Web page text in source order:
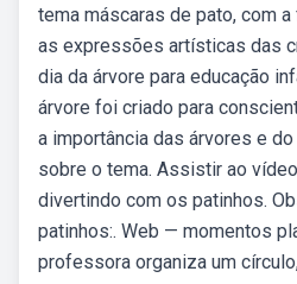
tema máscaras de pato, com
as expressões artísticas das
dia da árvore para educação
árvore foi criado para
a importância das árvores e
sobre o tema. Assistir ao
divertindo com os patinhos.
patinhos:. Web — momentos
professora organiza um